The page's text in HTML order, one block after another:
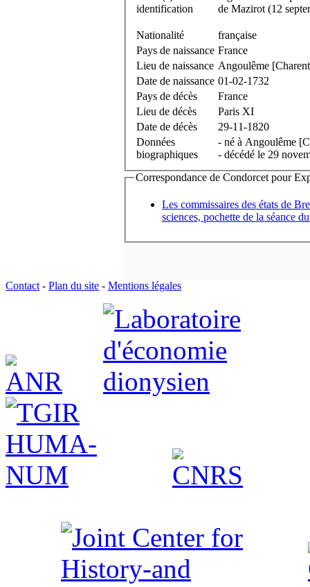
identification
de Mazirot (12
Nationalité
française
Pays de naissance France
Lieu de naissance Angoulême
Date de naissance 01-02-1732
Pays de décès
France
Lieu de décès
Paris XI
Date de décès
29-11-1820
Données
biographiques
- né à Angoulême
- décédé le 29
Correspondance de Condorcet pour
Les commissaires des états de
sciences, pochette de la séance
Contact- Plan du site - Mentions légales